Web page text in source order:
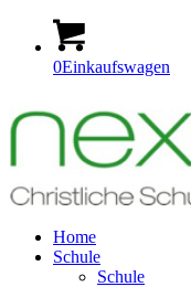
0Einkaufswagen
Home
Schule
Schule